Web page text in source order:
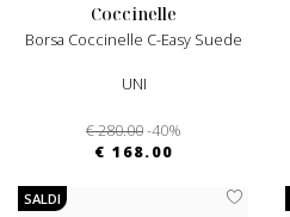
coccinelle
Borsa Coccinelle C-Easy Suede
UNI
€ 280.00-40%
€ 168.00
SALDI